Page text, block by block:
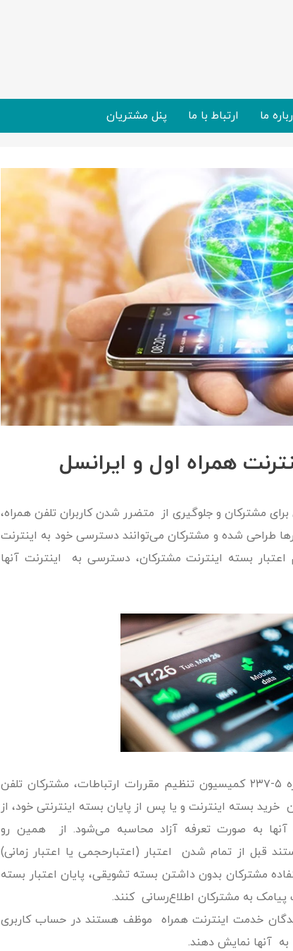
ما ارتباط با ما پنل مشتریان
همراه اول و ایرانسل
برای مشترکان و جلوگیری از متضرر شدن کاربران تلفن همراه،
طراحی شده و مشترکان می‌توانند دسترسی خود به اینترنت
بسته اینترنت مشترکان، دسترسی به اینترنت آنها
به گزارش ایتنا از ایسنا، براساس مصوبه شماره ۵-۲۳۷ کمیسیون تنظیم مقررات ارتباطات، مشترکان تلفن
بسته اینترنت و یا پس از پایان بسته اینترنتی خود، از
آنها به صورت تعرفه آزاد محاسبه می‌شود. از همین رو
قبل از تمام شدن اعتبار (اعتبارحجمی یا اعتبار زمانی)
مشترکان بدون داشتن بسته تشویقی، پایان اعتبار بسته
پیامک به مشترکان اطلاع‌رسانی کنند.
خدمت اینترنت همراه موظف هستند در حساب کاربری
به آنها نمایش دهند.